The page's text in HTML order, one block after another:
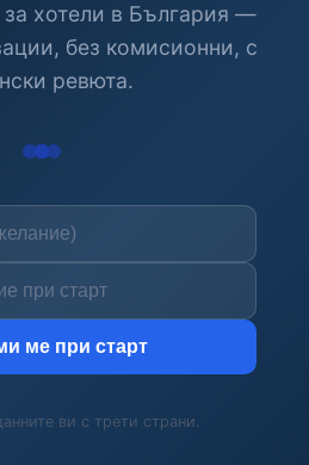
хотели в България —
без комисионни, с
ревюта.
ме при старт
ви с трети страни.